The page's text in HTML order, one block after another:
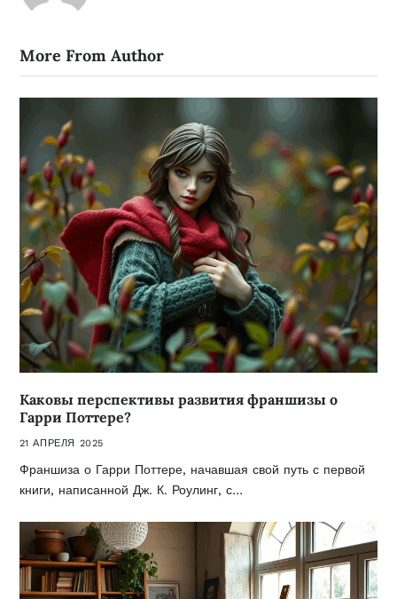
More From Author
Каковы перспективы развития франшизы о
Гарри Поттере?
21 АПРЕЛЯ 2025
Франшиза о Гарри Поттере, начавшая свой путь с первой
книги, написанной Дж. К. Роулинг, с…